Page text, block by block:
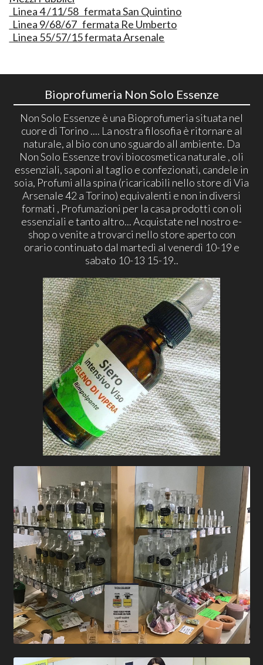
Linea 4 /11/58 fermata San Quintino
Linea 9/68/67 fermata Re Umberto
Linea 55/57/15 fermata Arsenale
Bioprofumeria Non Solo Essenze
Non Solo Essenze è una Bioprofumeria situata nel
cuore di Torino .... La nostra filosofia è ritornare al
naturale, al bio con uno sguardo all ambiente. Da
Non Solo Essenze trovi biocosmetica naturale , oli
essenziali, saponi al taglio e confezionati, candele in
soia, Profumi alla spina (ricaricabili nello store di Via
Arsenale 42 a Torino) equivalenti e non in diversi
formati , Profumazioni per la casa prodotti con oli
essenziali e tanto altro... Acquistate nel nostro e-
shop o venite a trovarci nello store aperto con
orario continuato dal martedì al venerdì 10-19 e
sabato 10-13 15-19..